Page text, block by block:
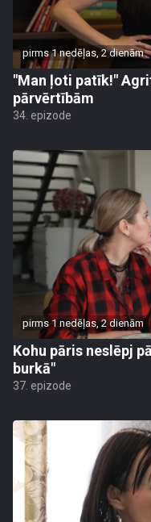
pirms 1 nedēļas, 2 dienām
"Man ļoti patīk!"
pārvērtībām
34. epizode
pirms 1 nedēļas, 2 dienām
Kohu pāris neslēpj
burkā"
37. epizode